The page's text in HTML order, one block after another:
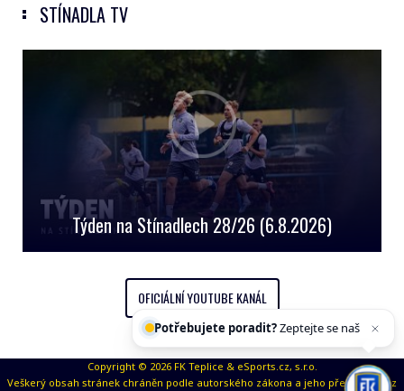
STÍNADLA TV
Týden na Stínadlech 28/26 (6.8.2026)
OFICIÁLNÍ YOUTUBE KANÁL
Copyright © 2026 FK Teplice & eSports.cz, s.r.o.
Veškerý obsah stránek chráněn podle autorského zákona a jeho přejímaní bez
Potřebujete poradit?Zeptejte se našeho a